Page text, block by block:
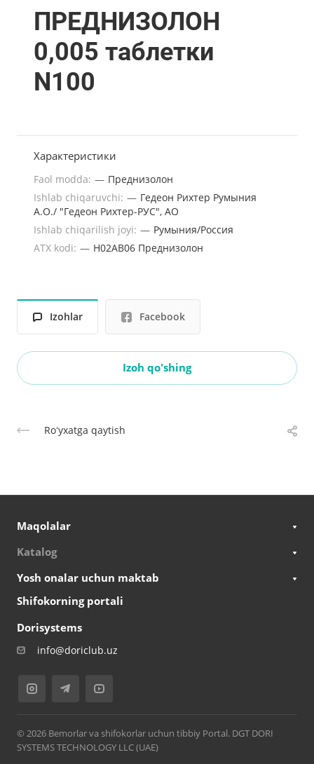
ПРЕДНИЗОЛОН
0,005 таблетки
N100
Характеристики
Faol modda: — Преднизолон
Ishlab chiqaruvchi: — Гедеон Рихтер Румыния
А.О./ "Гедеон Рихтер-РУС", АО
Ishlab chiqarilish joyi: — Румыния/Россия
ATX kodi: — H02AB06 Преднизолон
Izohlar Facebook
Izoh qo'shing
Roʻyxatga qaytish
Maqolalar
Katalog
Yosh onalar uchun maktab
Shifokorning portali
Dorisystems
info@doriclub.uz
© 2026 Bemorlar va shifokorlar uchun tibbiy Portal. DGT DORI
SYSTEMS TECHNOLOGY LLC (UAE)